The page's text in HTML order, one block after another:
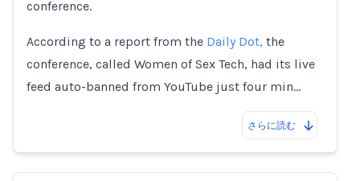
conference.
According to a report from the Daily Dot, the
conference, called Women of Sex Tech, had its live
feed auto-banned from YouTube just four min…
さらに読む